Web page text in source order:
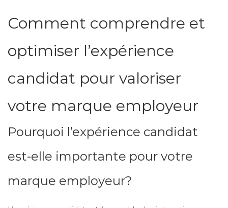
Comment comprendre et
optimiser l’expérience
candidat pour valoriser
votre marque employeur
Pourquoi l’expérience candidat
est-elle importante pour votre
marque employeur?